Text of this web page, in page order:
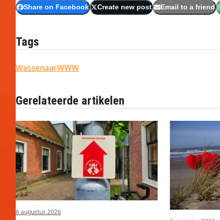
Share on Facebook Create new post Email to a friend
Tags
WassenaarWWW
Gerelateerde artikelen
6 augustus 2026